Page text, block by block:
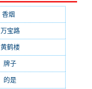
香烟
万宝路(331)
黄鹤楼(315)
牌子
的是